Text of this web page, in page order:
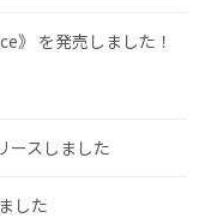
》 を発売しました！
ースしました
した